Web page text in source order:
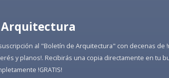
suscripción al "Boletín de Arquitectura" con decenas de
y planos!. Recibirás una copia directamente en tu
!GRATIS!